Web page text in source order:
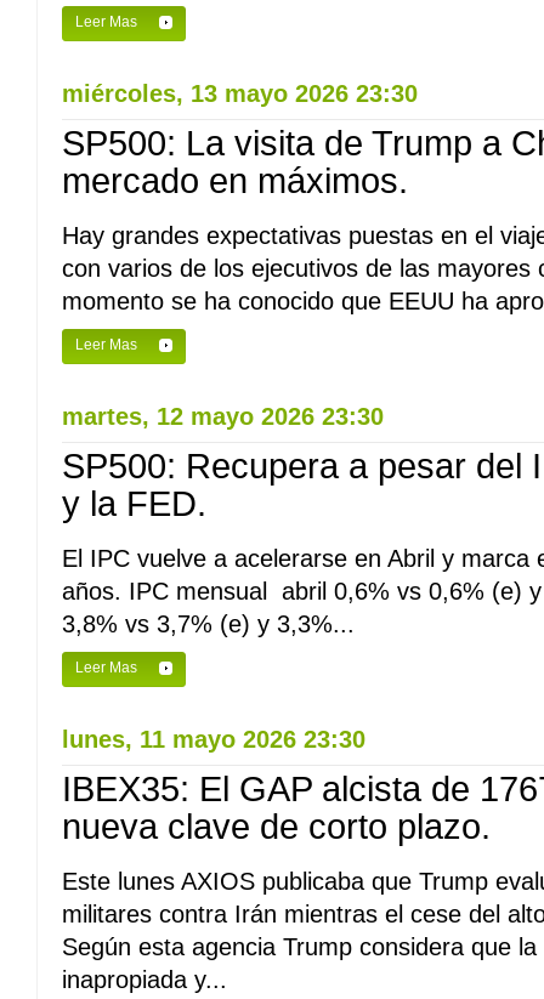
Leer Mas
miércoles, 13 mayo 2026 23:30
SP500: La visita de Trump a
mercado en máximos.
Hay grandes expectativas puestas en el
con varios de los ejecutivos de las mayores
momento se ha conocido que EEUU ha
Leer Mas
martes, 12 mayo 2026 23:30
SP500: Recupera a pesar del
y la FED.
El IPC vuelve a acelerarse en Abril y marca
años. IPC mensual abril 0,6% vs 0,6% (e)
3,8% vs 3,7% (e) y 3,3%...
Leer Mas
lunes, 11 mayo 2026 23:30
IBEX35: El GAP alcista de
nueva clave de corto plazo.
Este lunes AXIOS publicaba que Trump
militares contra Irán mientras el cese del
Según esta agencia Trump considera que
inapropiada y...